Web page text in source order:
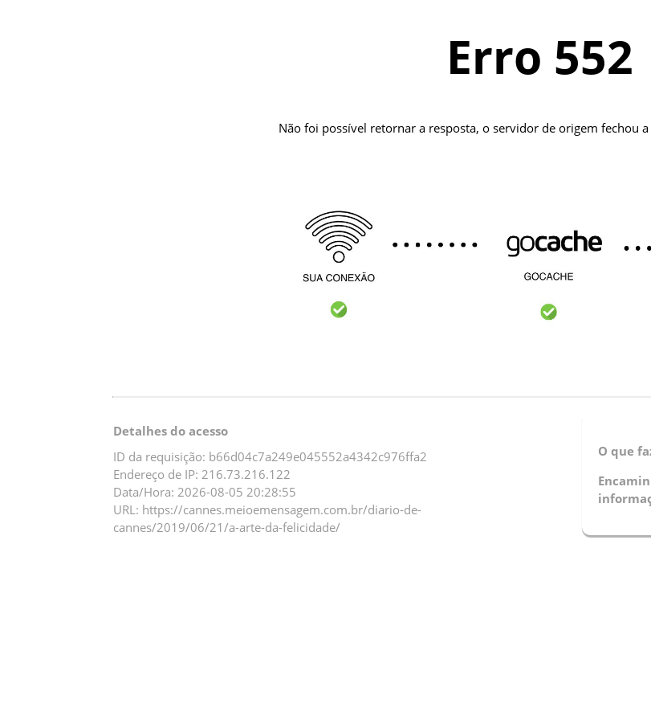
Erro 552
Não foi possível retornar a resposta, o servidor de origem fechou
Detalhes do acesso
ID da requisição: b66d04c7a249e045552a4342c976ffa2
Endereço de IP: 216.73.216.122
Data/Hora: 2026-08-05 20:28:55
URL: https://cannes.meioemensagem.com.br/diario-de-
cannes/2019/06/21/a-arte-da-felicidade/
O que